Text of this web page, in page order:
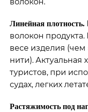
Линейная плотность.
волокон
весе изделия
нити). Актуальная
туристов, при
судах, легких
Растяжимость под